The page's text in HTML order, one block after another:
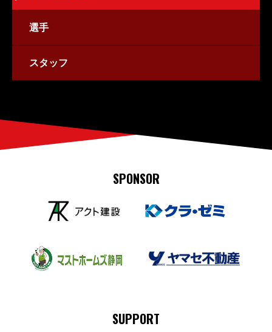
選手
スタッフ
SPONSOR
SUPPORT